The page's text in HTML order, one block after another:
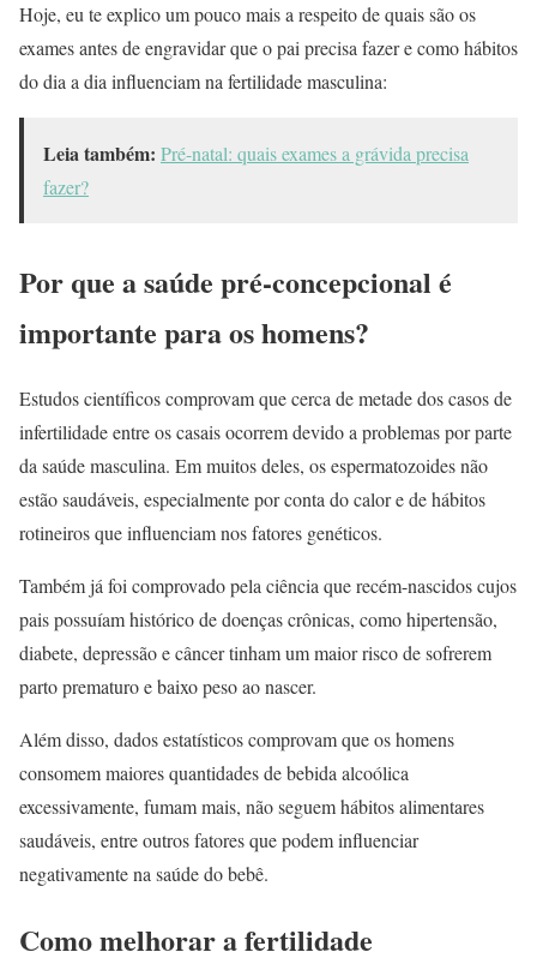
Hoje, eu te explico um pouco mais a respeito de quais são os
exames antes de engravidar que o pai precisa fazer e como hábitos
do dia a dia influenciam na fertilidade masculina:
Leia também: Pré-natal: quais exames a grávida precisa
fazer?
Por que a saúde pré-concepcional é
importante para os homens?
Estudos científicos comprovam que cerca de metade dos casos de
infertilidade entre os casais ocorrem devido a problemas por parte
da saúde masculina. Em muitos deles, os espermatozoides não
estão saudáveis, especialmente por conta do calor e de hábitos
rotineiros que influenciam nos fatores genéticos.
Também já foi comprovado pela ciência que recém-nascidos cujos
pais possuíam histórico de doenças crônicas, como hipertensão,
diabete, depressão e câncer tinham um maior risco de sofrerem
parto prematuro e baixo peso ao nascer.
Além disso, dados estatísticos comprovam que os homens
consomem maiores quantidades de bebida alcoólica
excessivamente, fumam mais, não seguem hábitos alimentares
saudáveis, entre outros fatores que podem influenciar
negativamente na saúde do bebê.
Como melhorar a fertilidade